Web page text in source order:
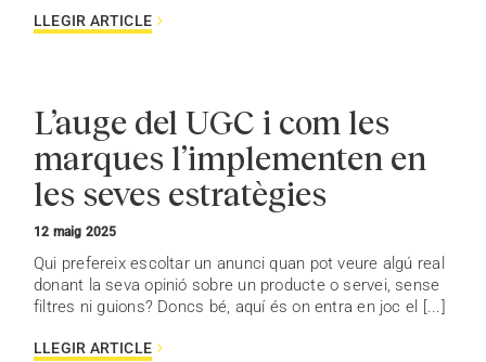
LLEGIR ARTICLE
L’auge del UGC i com les
marques l’implementen en
les seves estratègies
12 maig 2025
Qui prefereix escoltar un anunci quan pot veure algú real
donant la seva opinió sobre un producte o servei, sense
filtres ni guions? Doncs bé, aquí és on entra en joc el [...]
LLEGIR ARTICLE